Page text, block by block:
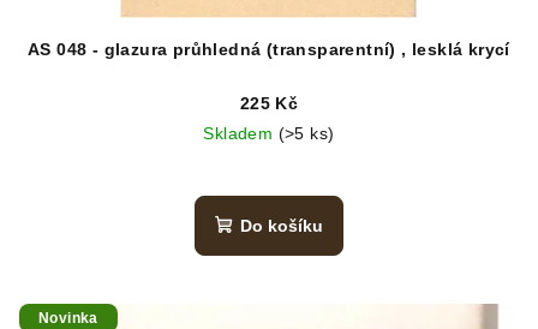
AS 048 - glazura průhledná (transparentní) , lesklá krycí
225 Kč
Skladem (>5 ks)
Do košíku
Novinka